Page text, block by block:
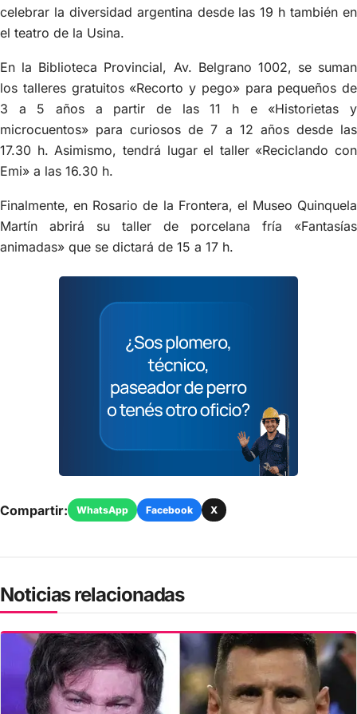
celebrar la diversidad argentina desde las 19 h también en
el teatro de la Usina.
En la Biblioteca Provincial, Av. Belgrano 1002, se suman
los talleres gratuitos «Recorto y pego» para pequeños de
3 a 5 años a partir de las 11 h e «Historietas y
microcuentos» para curiosos de 7 a 12 años desde las
17.30 h. Asimismo, tendrá lugar el taller «Reciclando con
Emi» a las 16.30 h.
Finalmente, en Rosario de la Frontera, el Museo Quinquela
Martín abrirá su taller de porcelana fría «Fantasías
animadas» que se dictará de 15 a 17 h.
Compartir: WhatsApp Facebook X
Noticias relacionadas